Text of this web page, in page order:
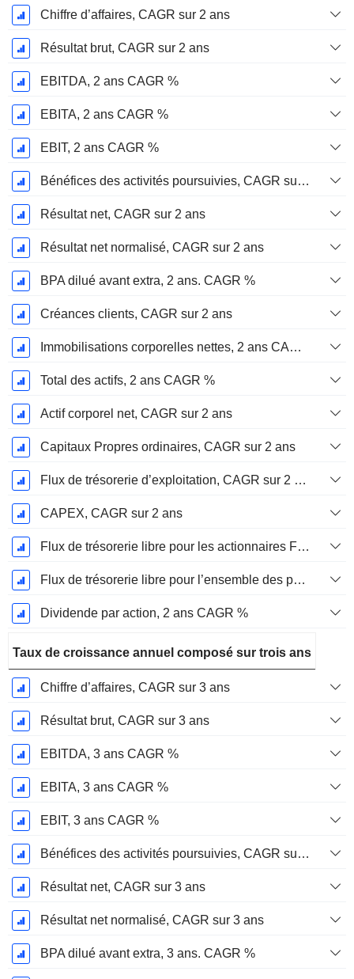
Chiffre d’affaires, CAGR sur 2 ans
Résultat brut, CAGR sur 2 ans
EBITDA, 2 ans CAGR %
EBITA, 2 ans CAGR %
EBIT, 2 ans CAGR %
Bénéfices des activités poursuivies, CAGR sur 2 ans
Résultat net, CAGR sur 2 ans
Résultat net normalisé, CAGR sur 2 ans
BPA dilué avant extra, 2 ans. CAGR %
Créances clients, CAGR sur 2 ans
Immobilisations corporelles nettes, 2 ans CAGR %
Total des actifs, 2 ans CAGR %
Actif corporel net, CAGR sur 2 ans
Capitaux Propres ordinaires, CAGR sur 2 ans
Flux de trésorerie d’exploitation, CAGR sur 2 ans
CAPEX, CAGR sur 2 ans
Flux de trésorerie libre pour les actionnaires FCFE, CAGR sur 2 ans
Flux de trésorerie libre pour l’ensemble des pourvoyeurs de fonds (créanciers et actionnaires) FCFF, CAGR sur 2 ans
Dividende par action, 2 ans CAGR %
Taux de croissance annuel composé sur trois ans
Chiffre d’affaires, CAGR sur 3 ans
Résultat brut, CAGR sur 3 ans
EBITDA, 3 ans CAGR %
EBITA, 3 ans CAGR %
EBIT, 3 ans CAGR %
Bénéfices des activités poursuivies, CAGR sur 3 ans
Résultat net, CAGR sur 3 ans
Résultat net normalisé, CAGR sur 3 ans
BPA dilué avant extra, 3 ans. CAGR %